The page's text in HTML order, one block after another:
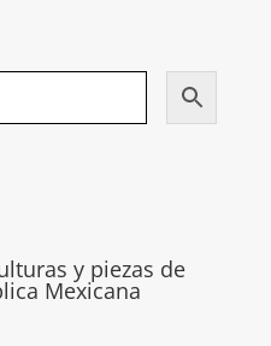
y piezas de
Mexicana